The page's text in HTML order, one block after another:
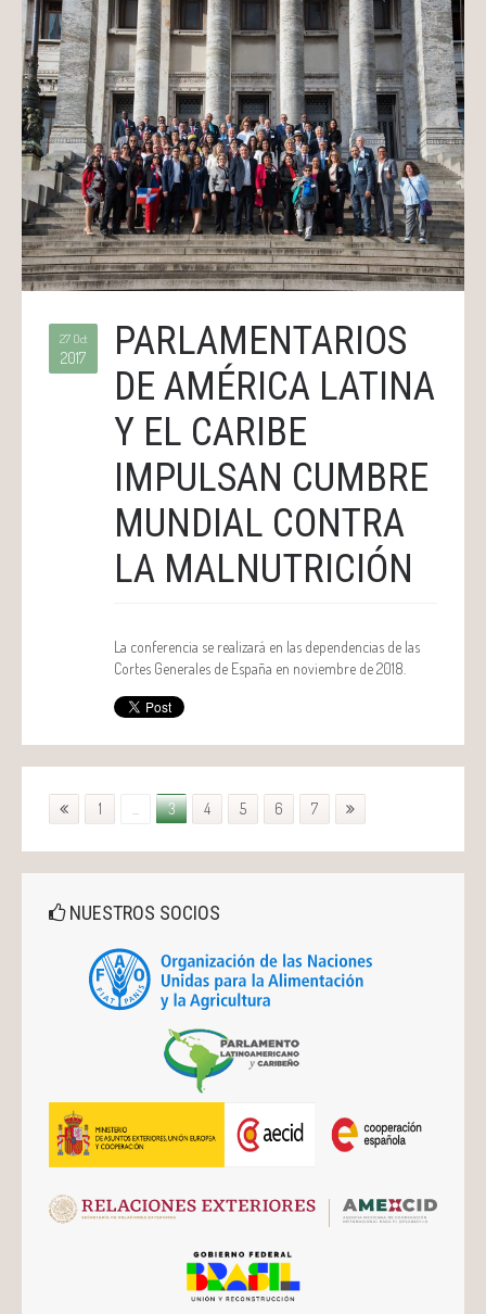
27 Oct
2017
PARLAMENTARIOS
DE AMÉRICA LATINA
Y EL CARIBE
IMPULSAN CUMBRE
MUNDIAL CONTRA
LA MALNUTRICIÓN
La conferencia se realizará en las dependencias de las
Cortes Generales de España en noviembre de 2018.
1 3 4 5 6 7
NUESTROS SOCIOS